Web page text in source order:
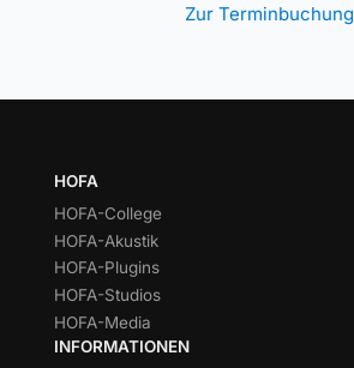
Zur Terminbuchung
HOFA
HOFA-College
HOFA-Akustik
HOFA-Plugins
HOFA-Studios
HOFA-Media
INFORMATIONEN